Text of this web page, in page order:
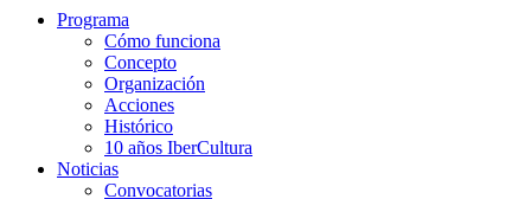
Programa
Cómo funciona
Concepto
Organización
Acciones
Histórico
10 años IberCultura
Noticias
Convocatorias